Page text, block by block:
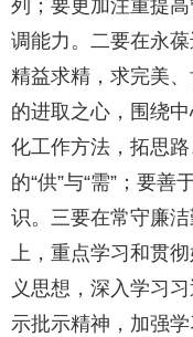
列；要更加注重提
调能力。二要在永
精益求精，求完美
的进取之心，围绕
化工作方法，拓思
的“供”与“需”；要
识。三要在常守廉
上，重点学习和贯
义思想，深入学习
示批示精神，加强学